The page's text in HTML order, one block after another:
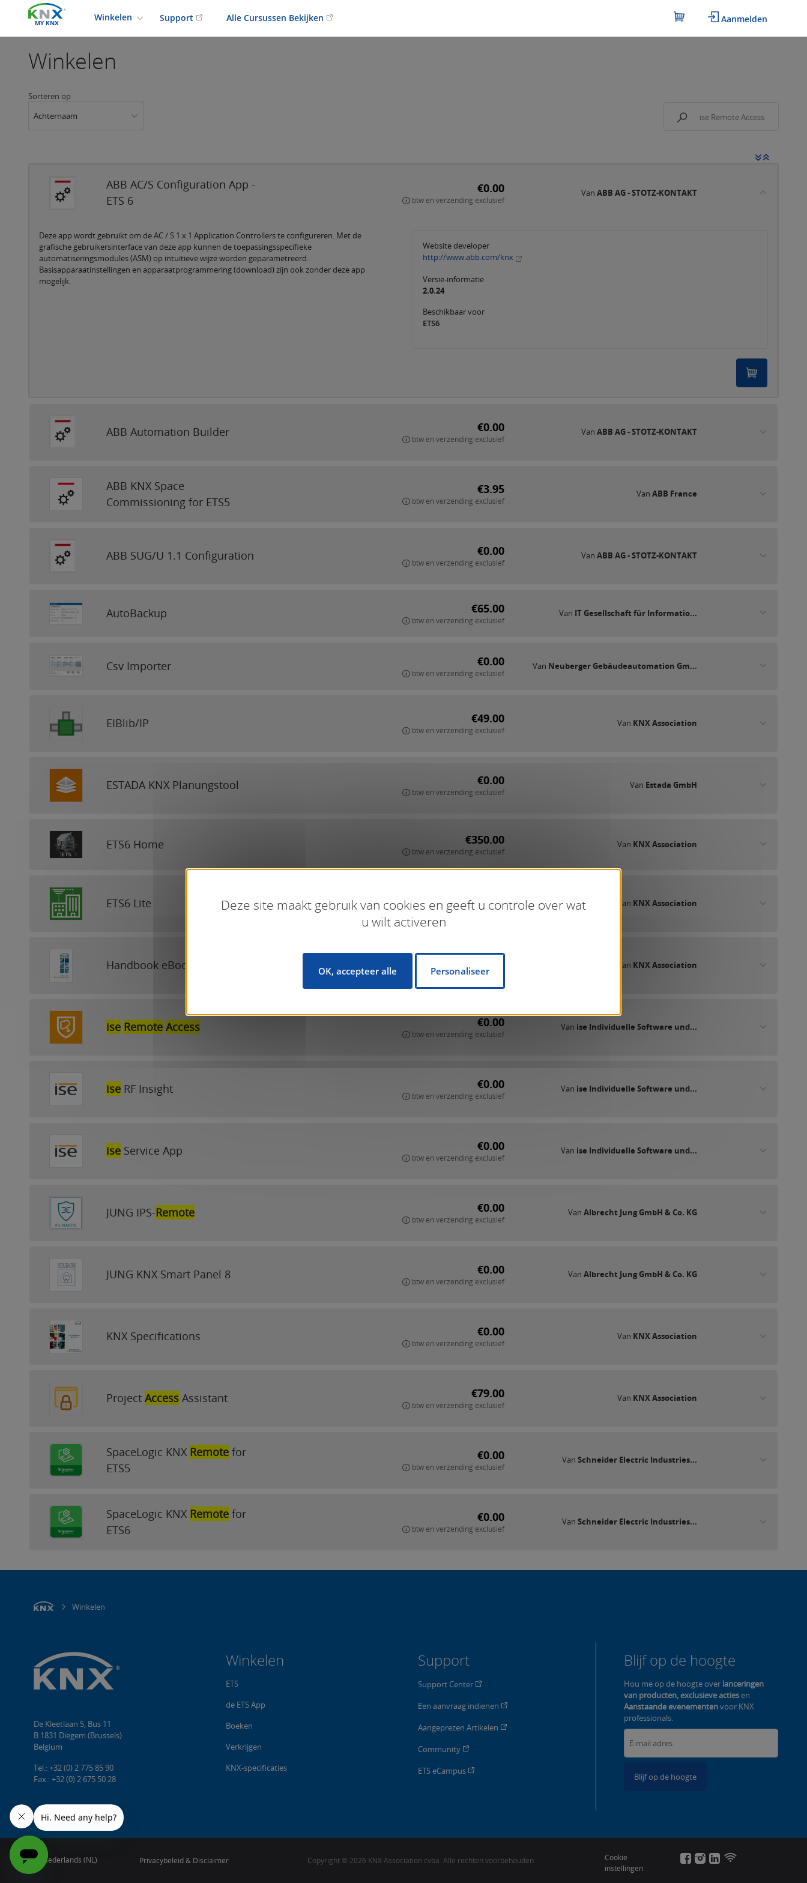
MY KNX
Winkelen Support Alle Cursussen Bekijken Aanmelden
Winkelen
Sorteren op
Achternaam
ABB AC/S Configuration App -
ETS 6
€0.00
btw en verzending exclusief
VanABB AG - STOTZ-KONTAKT
Deze app wordt gebruikt om de AC / S 1.x.1 Application Controllers te configureren. Met de
grafische gebruikersinterface van deze app kunnen de toepassingsspecifieke
automatiseringsmodules (ASM) op intuïtieve wijze worden geparametreerd.
Basisapparaatinstellingen en apparaatprogrammering (download) zijn ook zonder deze app
mogelijk.
Website developer
http://www.abb.com/knx
Versie-informatie
2.0.24
Beschikbaar voor
ETS6
ABB Automation Builder €0.00
btw en verzending exclusief
VanABB AG - STOTZ-KONTAKT
ABB KNX Space
Commissioning for ETS5
€3.95
btw en verzending exclusief
VanABB France
ABB SUG/U 1.1 Configuration €0.00
btw en verzending exclusief
VanABB AG - STOTZ-KONTAKT
AutoBackup €65.00
btw en verzending exclusief
Van IT Gesellschaft für Informatio...
Csv Importer €0.00
btw en verzending exclusief
Van Neuberger Gebäudeautomation Gm...
EIBlib/IP €49.00
btw en verzending exclusief
Van KNX Association
ESTADA KNX Planungstool €0.00
btw en verzending exclusief
Van Estada GmbH
ETS6 Home €350.00
btw en verzending exclusief
Van KNX Association
ETS6 Lite €200.00
btw en verzending exclusief
Van KNX Association
Handbook eBook €5.00
Dit is een referentieprijs, controleer op Amazon
Van KNX Association
ise Remote Access €0.00
btw en verzending exclusief
Van ise Individuelle Software und...
ise RF Insight €0.00
btw en verzending exclusief
Van ise Individuelle Software und...
ise Service App €0.00
btw en verzending exclusief
Van ise Individuelle Software und...
JUNG IPS-Remote €0.00
btw en verzending exclusief
VanAlbrecht Jung GmbH & Co. KG
JUNG KNX Smart Panel 8 €0.00
btw en verzending exclusief
VanAlbrecht Jung GmbH & Co. KG
KNX Specifications €0.00
btw en verzending exclusief
Van KNX Association
ProjectAccess Assistant €79.00
btw en verzending exclusief
Van KNX Association
SpaceLogic KNX Remote for
ETS5
€0.00
btw en verzending exclusief
VanSchneider Electric Industries...
SpaceLogic KNX Remote for
ETS6
€0.00
btw en verzending exclusief
VanSchneider Electric Industries...
Winkelen
Winkelen
ETS
de ETS App
Boeken
Verkrijgen
KNX-specificaties
Support
Support Center
Een aanvraag indienen
Aangeprezen Artikelen
Community
ETS eCampus
Blijf op de hoogte
Hou me op de hoogte over lanceringen
van producten, exclusieve actiesen
Aanstaande evenementenvoor KNX
professionals.
Blijf op de hoogte
De Kleetlaan 5, Bus 11
B 1831 Diegem (Brussels)
Belgium
Tel.: +32 (0) 2 775 85 90
Fax.: +32 (0) 2 675 50 28
Copyright © 2026 KNX Association cvba. Alle rechten voorbehouden.
Nederlands (NL) Privacybeleid & Disclaimer
Cookie
instellingen
Deze site maakt gebruik van cookies en geeft u controle over wat
u wilt activeren
OK, accepteer alle Personaliseer